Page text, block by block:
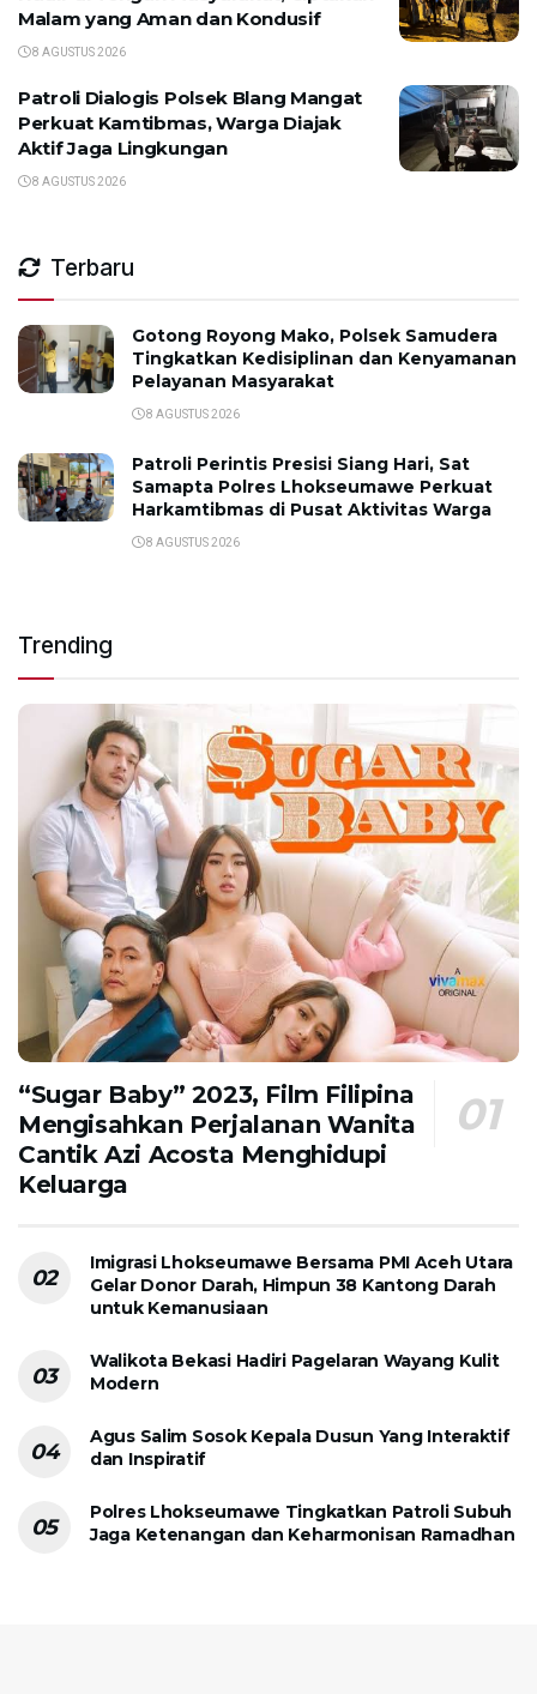
Malam yang Aman dan Kondusif
8 AGUSTUS 2026
Patroli Dialogis Polsek Blang Mangat
Perkuat Kamtibmas, Warga Diajak
Aktif Jaga Lingkungan
8 AGUSTUS 2026
Terbaru
Gotong Royong Mako, Polsek Samudera
Tingkatkan Kedisiplinan dan Kenyamanan
Pelayanan Masyarakat
8 AGUSTUS 2026
Patroli Perintis Presisi Siang Hari, Sat
Samapta Polres Lhokseumawe Perkuat
Harkamtibmas di Pusat Aktivitas Warga
8 AGUSTUS 2026
Trending
“Sugar Baby” 2023, Film Filipina
Mengisahkan Perjalanan Wanita
Cantik Azi Acosta Menghidupi
Keluarga
Imigrasi Lhokseumawe Bersama PMI Aceh Utara
Gelar Donor Darah, Himpun 38 Kantong Darah
untuk Kemanusiaan
Walikota Bekasi Hadiri Pagelaran Wayang Kulit
Modern
Agus Salim Sosok Kepala Dusun Yang Interaktif
dan Inspiratif
Polres Lhokseumawe Tingkatkan Patroli Subuh
Jaga Ketenangan dan Keharmonisan Ramadhan